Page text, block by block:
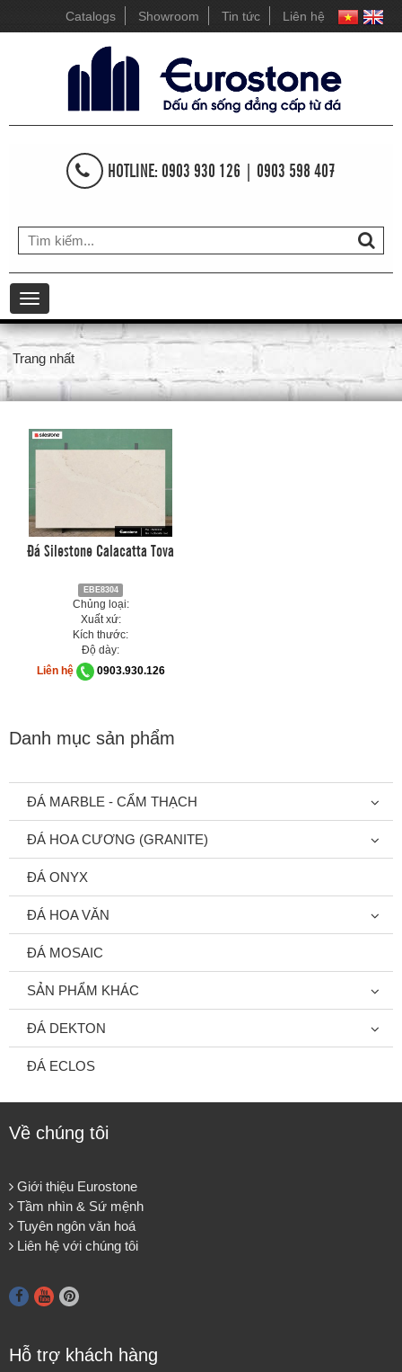
Catalogs Showroom Tin tức Liên hệ
HOTLINE: 0903 930 126 | 0903 598 407
Toggle
navigation
Trang nhất
Đá Silestone Calacatta Tova
EBE8304
Chủng loại:
Xuất xứ:
Kích thước:
Độ dày:
Liên hệ
0903.930.126
Danh mục sản phẩm
ĐÁ MARBLE - CẨM THẠCH
ĐÁ HOA CƯƠNG (GRANITE)
ĐÁ ONYX
ĐÁ HOA VĂN
ĐÁ MOSAIC
SẢN PHẨM KHÁC
ĐÁ DEKTON
ĐÁ ECLOS
Về chúng tôi
Giới thiệu Eurostone
Tầm nhìn & Sứ mệnh
Tuyên ngôn văn hoá
Liên hệ với chúng tôi
Hỗ trợ khách hàng